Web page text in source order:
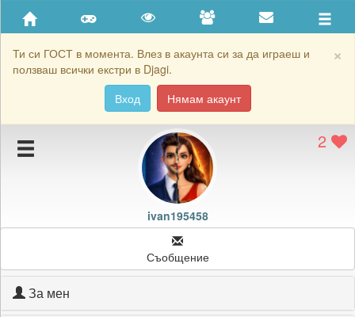
×
Ти си ГОСТ в момента. Влез в акаунта си за да играеш и
ползваш всички екстри в Djagi.
Вход
Нямам акаунт
Приятели
Хронология на игри
Подаръците на ivan195458
Картичките на ivan195458
2
ivan195458
Съобщение
За мен